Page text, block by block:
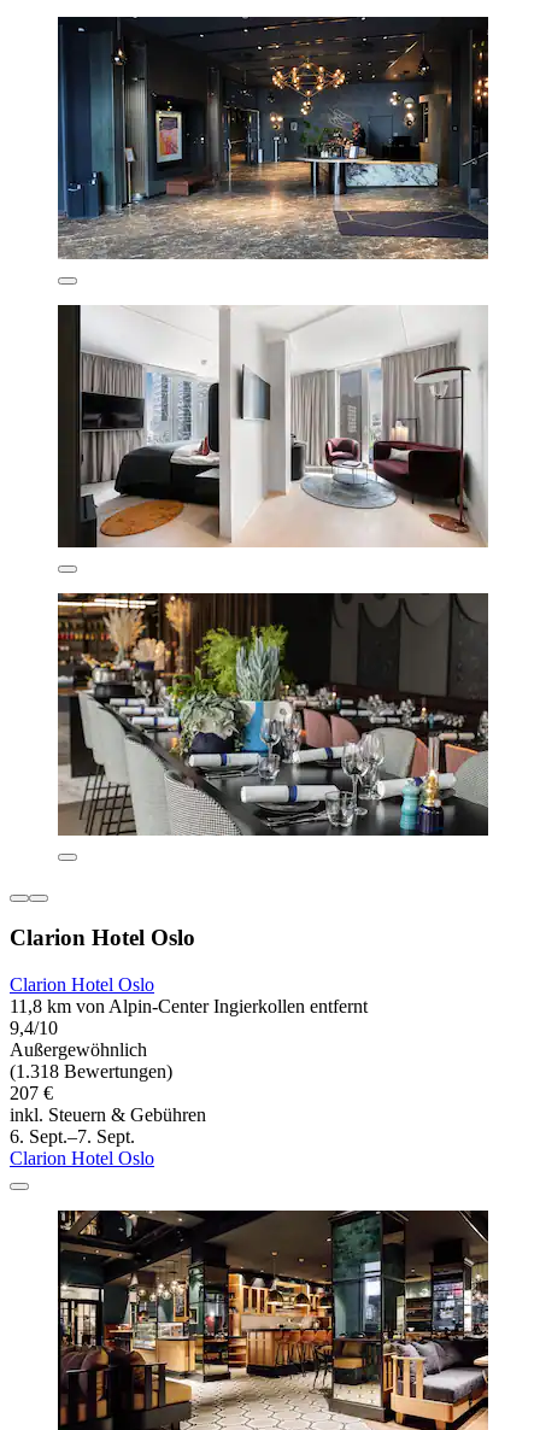
Clarion Hotel Oslo
Clarion Hotel Oslo
11,8 km von Alpin-Center Ingierkollen entfernt
9,4/10
Außergewöhnlich
(1.318 Bewertungen)
207 €
inkl. Steuern & Gebühren
6. Sept.–7. Sept.
Clarion Hotel Oslo